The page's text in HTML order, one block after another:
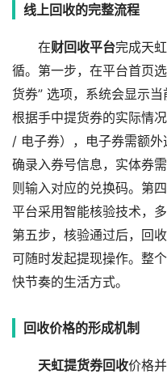
线上回收的完整流程
在财回收平台完成天
循。第一步，在平台首页
货券” 选项，系统会显示当
根据手中提货券的实际情
/ 电子券），电子券需额
确录入券号信息，实体券
则输入对应的兑换码。第
平台采用智能核验技术，
第五步，核验通过后，回
可随时发起提现操作。整
快节奏的生活方式。
回收价格的形成机制
天虹提货券回收价格